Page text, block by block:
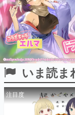
ピック
電ファミのいま
いま読ま
注目度